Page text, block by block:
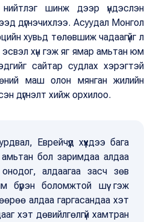
шинж дээр үндэслэн
дүгнэчихлээ. Асуудал Монгол
хувьд төлөвшиж чадаагүйг л
хүн гэж яг ямар амьтан юм
сайтар судлах хэрэгтэй
маш олон мянган жилийн
дүгнэлт хийж орхилоо.
Еврейчүүд хүүхдээ бага
амьтан бол заримдаа алдаа
алдаагаа засч зөв
бүрэн боломжтой шүү гэж
алдаа гаргасандаа хэт
хэт дөвийлгөлгүй хамтран